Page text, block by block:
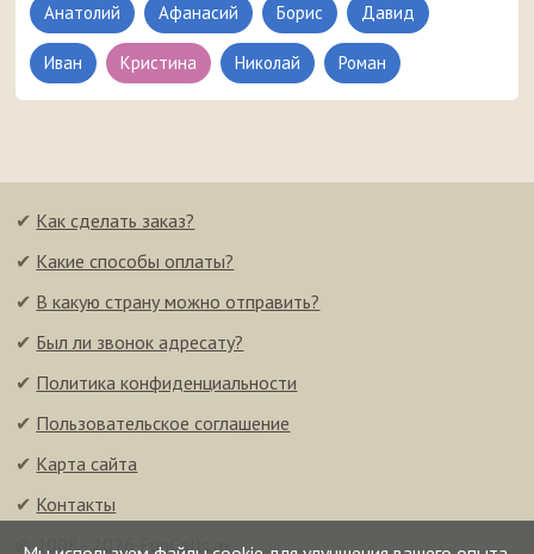
Анатолий Афанасий Борис Давид
Иван Кристина Николай Роман
✔ Как сделать заказ?
✔ Какие способы оплаты?
✔ В какую страну можно отправить?
✔ Был ли звонок адресату?
✔ Политика конфиденциальности
✔ Пользовательское соглашение
✔ Карта сайта
✔ Контакты
© 2008–2026 FunCalls.ru